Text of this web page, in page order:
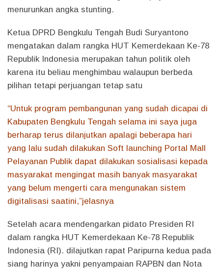
menurunkan angka stunting.
Ketua DPRD Bengkulu Tengah Budi Suryantono
mengatakan dalam rangka HUT Kemerdekaan Ke-78
Republik Indonesia merupakan tahun politik oleh
karena itu beliau menghimbau walaupun berbeda
pilihan tetapi perjuangan tetap satu
“Untuk program pembangunan yang sudah dicapai di
Kabupaten Bengkulu Tengah selama ini saya juga
berharap terus dilanjutkan apalagi beberapa hari
yang lalu sudah dilakukan Soft launching Portal Mall
Pelayanan Publik dapat dilakukan sosialisasi kepada
masyarakat mengingat masih banyak masyarakat
yang belum mengerti cara mengunakan sistem
digitalisasi saatini,”jelasnya
Setelah acara mendengarkan pidato Presiden RI
dalam rangka HUT Kemerdekaan Ke-78 Republik
Indonesia (RI). dilajutkan rapat Paripurna kedua pada
siang harinya yakni penyampaian RAPBN dan Nota